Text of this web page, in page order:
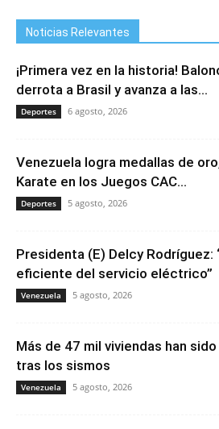
Noticias Relevantes
¡Primera vez en la historia!
derrota a Brasil y avanza a las...
Deportes 6 agosto, 2026
Venezuela logra medallas de
Karate en los Juegos CAC...
Deportes 5 agosto, 2026
Presidenta (E) Delcy Rodríguez:
eficiente del servicio eléctrico”
Venezuela 5 agosto, 2026
Más de 47 mil viviendas han
tras los sismos
Venezuela 5 agosto, 2026